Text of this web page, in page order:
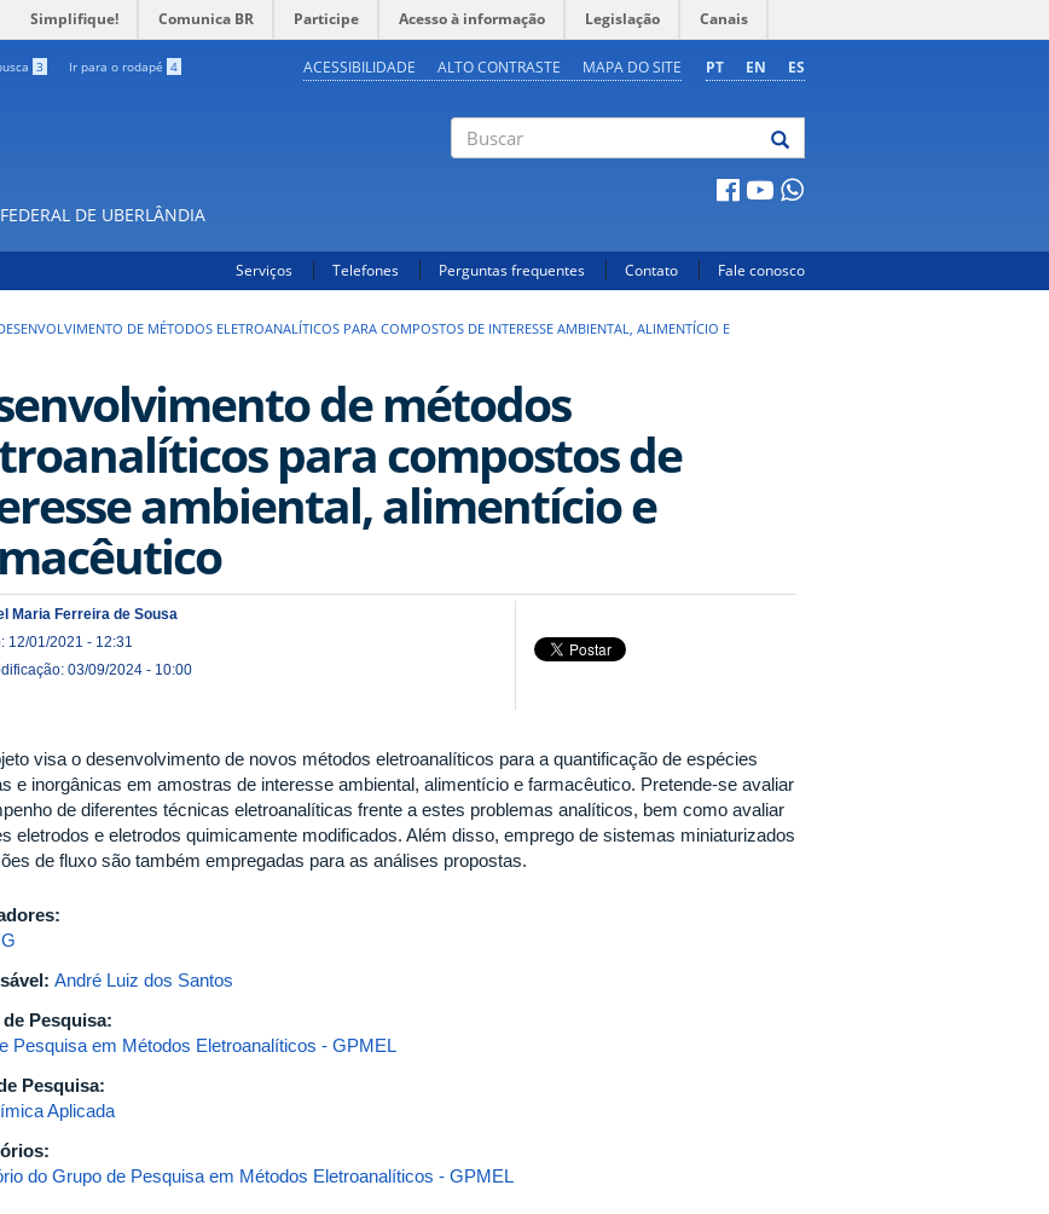
Simplifique! Comunica BR Participe Acesso à informação Legislação Canais
3 Ir para o rodapé 4 PT EN ES
ACESSIBILIDADE ALTO CONTRASTE MAPA DO SITE
DE UBERLÂNDIA
Serviços Telefones Perguntas frequentes Contato Fale conosco
DE MÉTODOS ELETROANALÍTICOS PARA COMPOSTOS DE INTERESSE AMBIENTAL, ALIMENTÍCIO E
de métodos
para compostos de
ambiental, alimentício e
Maria Ferreira de Sousa
12/01/2021 - 12:31
03/09/2024 - 10:00
visa o desenvolvimento de novos métodos eletroanalíticos para a quantificação de espécies
e inorgânicas em amostras de interesse ambiental, alimentício e farmacêutico. Pretende-se avaliar
de diferentes técnicas eletroanalíticas frente a estes problemas analíticos, bem como avaliar
eletrodos e eletrodos quimicamente modificados. Além disso, emprego de sistemas miniaturizados
de fluxo são também empregadas para as análises propostas.
André Luiz dos Santos
Pesquisa:
Pesquisa em Métodos Eletroanalíticos - GPMEL
Pesquisa:
Aplicada
do Grupo de Pesquisa em Métodos Eletroanalíticos - GPMEL